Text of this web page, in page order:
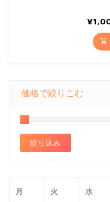
価格で絞りこむ
絞り込み
月 火 水
¥